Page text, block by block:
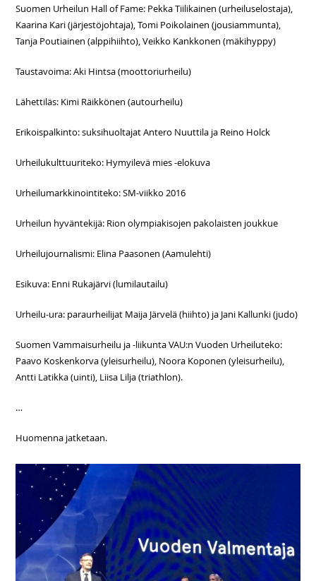
Suomen Urheilun Hall of Fame: Pekka Tiilikainen (urheiluselostaja),
Kaarina Kari (järjestöjohtaja), Tomi Poikolainen (jousiammunta),
Tanja Poutiainen (alppihiihto), Veikko Kankkonen (mäkihyppy)
Taustavoima: Aki Hintsa (moottoriurheilu)
Lähettiläs: Kimi Räikkönen (autourheilu)
Erikoispalkinto: suksihuoltajat Antero Nuuttila ja Reino Holck
Urheilukulttuuriteko: Hymyilevä mies -elokuva
Urheilumarkkinointiteko: SM-viikko 2016
Urheilun hyväntekijä: Rion olympiakisojen pakolaisten joukkue
Urheilujournalismi: Elina Paasonen (Aamulehti)
Esikuva: Enni Rukajärvi (lumilautailu)
Urheilu-ura: paraurheilijat Maija Järvelä (hiihto) ja Jani Kallunki (judo)
Suomen Vammaisurheilu ja -liikunta VAU:n Vuoden Urheiluteko:
Paavo Koskenkorva (yleisurheilu), Noora Koponen (yleisurheilu),
Antti Latikka (uinti), Liisa Lilja (triathlon).
…
Huomenna jatketaan.